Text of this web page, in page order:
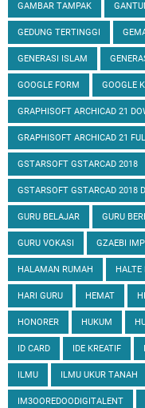
GAMBAR TAMPAK
GEDUNG TERTINGGI
GENERASI ISLAM
GOOGLE FORM GOOGLE
GRAPHISOFT ARCHICAD 21
GRAPHISOFT ARCHICAD 21
GSTARSOFT GSTARCAD 2018
GSTARSOFT GSTARCAD 2018
GURU BELAJAR GURU
GURU VOKASI GZAEBI
HALAMAN RUMAH HALTE
HARI GURU HEMAT
HONORER HUKUM
ID CARD IDE KREATIF
ILMU ILMU UKUR TANAH
IM3OOREDOODIGITALENT